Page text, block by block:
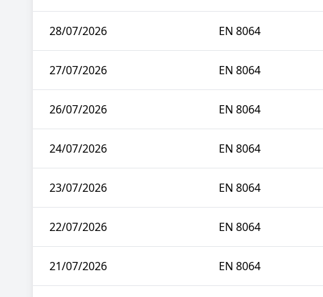
28/07/2026 EN 8064
27/07/2026 EN 8064
26/07/2026 EN 8064
24/07/2026 EN 8064
23/07/2026 EN 8064
22/07/2026 EN 8064
21/07/2026 EN 8064